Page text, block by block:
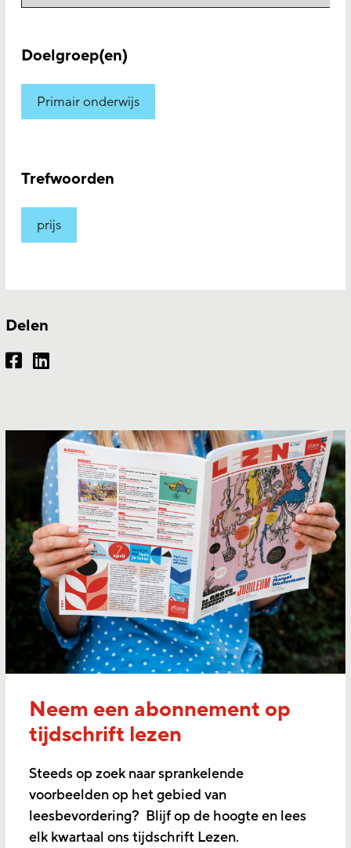
Doelgroep(en)
Primair onderwijs
Trefwoorden
prijs
Delen
Neem een abonnement op
tijdschrift lezen
Steeds op zoek naar sprankelende
voorbeelden op het gebied van
leesbevordering? Blijf op de hoogte en lees
elk kwartaal ons tijdschrift Lezen.